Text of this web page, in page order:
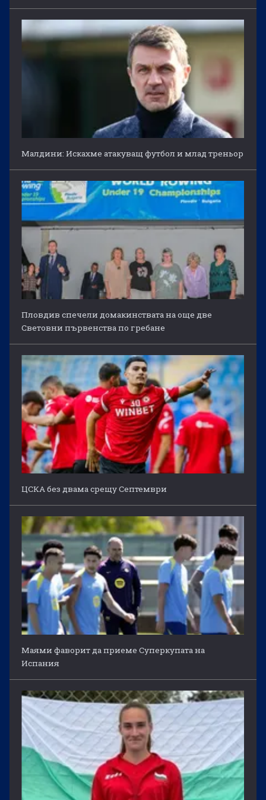
Малдини: Искахме атакуващ футбол и млад треньор
Пловдив спечели домакинствата на още две
Световни първенства по гребане
ЦСКА без двама срещу Септември
Маями фаворит да приеме Суперкупата на
Испания